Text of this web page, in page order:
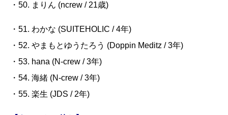
・50. まりん (ncrew / 21歳)
・51. わかな (SUITEHOLIC / 4年)
・52. やまもとゆうたろう (Doppin Meditz / 3年)
・53. hana (N-crew / 3年)
・54. 海緒 (N-crew / 3年)
・55. 楽生 (JDS / 2年)